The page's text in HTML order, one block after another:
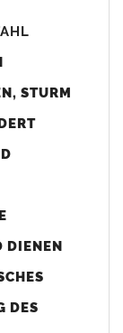
unten).
die Bohrungen
ca.
STURM
DIENEN
DES